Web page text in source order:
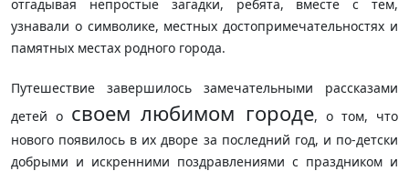
отгадывая непростые загадки, ребята, вместе с тем,
узнавали о символике, местных достопримечательностях и
памятных местах родного города.
Путешествие завершилось замечательными рассказами
детей о своем любимом городе, о том, что
нового появилось в их дворе за последний год, и по-детски
добрыми и искренними поздравлениями с праздником и